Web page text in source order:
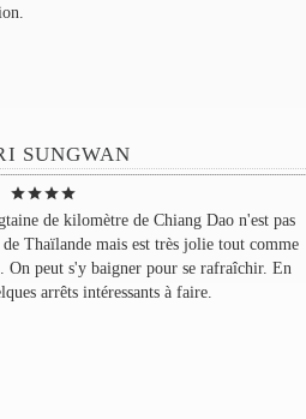
SUNGWAN
starstarstarstar
de kilomètre de Chiang Dao n'est pas
Thaïlande mais est très jolie tout comme
On peut s'y baigner pour se rafraîchir. En
arrêts intéressants à faire.